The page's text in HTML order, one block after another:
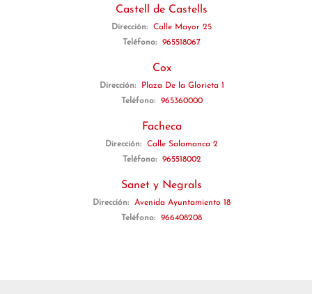
Castell de Castells
Dirección:
Calle Mayor 25
Teléfono:
965518067
Cox
Dirección:
Plaza De la Glorieta 1
Teléfono:
965360000
Facheca
Dirección:
Calle Salamanca 2
Teléfono:
965518002
Sanet y Negrals
Dirección:
Avenida Ayuntamiento 18
Teléfono:
966408208